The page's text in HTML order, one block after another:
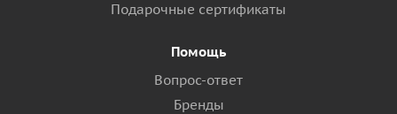
Подарочные сертификаты
Помощь
Вопрос-ответ
Бренды